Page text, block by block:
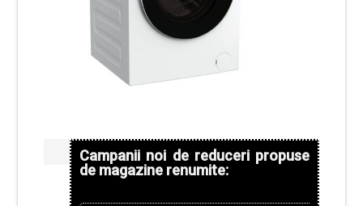
Campanii noi de reduceri propuse
de magazine renumite: